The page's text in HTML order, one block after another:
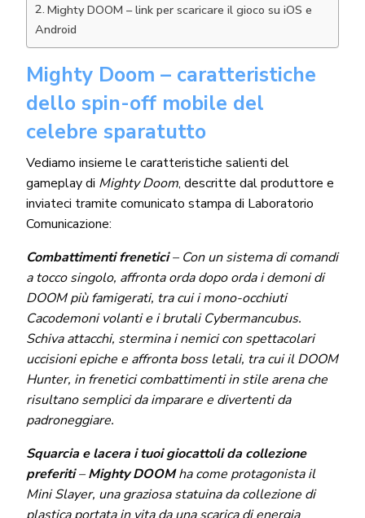
Mighty DOOM – link per scaricare il gioco su iOS e
Android
Mighty Doom – caratteristiche
dello spin-off mobile del
celebre sparatutto
Vediamo insieme le caratteristiche salienti del
gameplay di Mighty Doom, descritte dal produttore e
inviateci tramite comunicato stampa di Laboratorio
Comunicazione:
Combattimenti frenetici– Con un sistema di comandi
a tocco singolo, affronta orda dopo orda i demoni di
DOOM più famigerati, tra cui i mono-occhiuti
Cacodemoni volanti e i brutali Cybermancubus.
Schiva attacchi, stermina i nemici con spettacolari
uccisioni epiche e affronta boss letali, tra cui il DOOM
Hunter, in frenetici combattimenti in stile arena che
risultano semplici da imparare e divertenti da
padroneggiare.
Squarcia e lacera i tuoi giocattoli da collezione
preferiti–Mighty DOOMha come protagonista il
Mini Slayer, una graziosa statuina da collezione di
plastica portata in vita da una scarica di energia